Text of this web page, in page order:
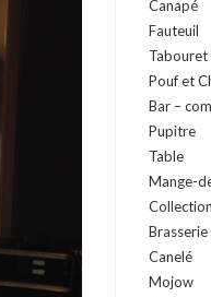
Canapé
Fauteuil
Tabouret
Pouf et
Bar –
Pupitre
Table
Mange-
Collection
Brasserie
Canelé
Mojow